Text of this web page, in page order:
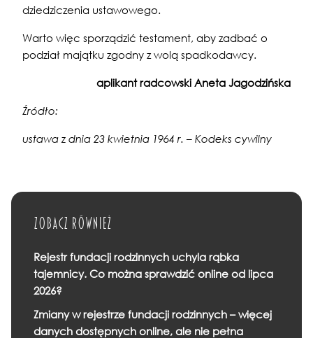
dziedziczenia ustawowego.
Warto więc sporządzić testament, aby zadbać o
podział majątku zgodny z wolą spadkodawcy.
aplikant radcowski Aneta Jagodzińska
Źródło:
ustawa z dnia 23 kwietnia 1964 r. – Kodeks cywilny
Zobacz również
Rejestr fundacji rodzinnych uchyla rąbka
tajemnicy. Co można sprawdzić online od lipca
2026?
Zmiany w rejestrze fundacji rodzinnych – więcej
danych dostępnych online, ale nie pełna